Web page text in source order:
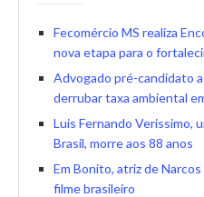
Fecomércio MS realiza
nova etapa para o
Advogado pré-candidato
derrubar taxa ambiental
Luis Fernando Verissimo,
Brasil, morre aos 88 anos
Em Bonito, atriz de
filme brasileiro